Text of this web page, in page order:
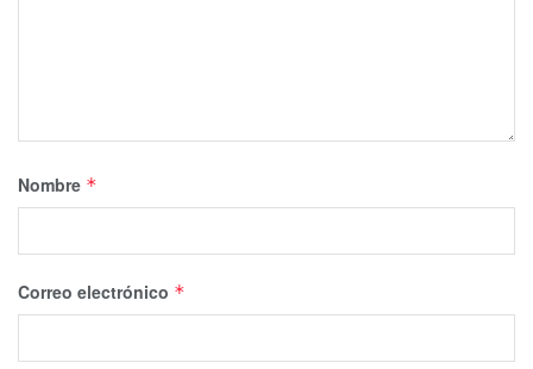
Nombre *
Correo electrónico *